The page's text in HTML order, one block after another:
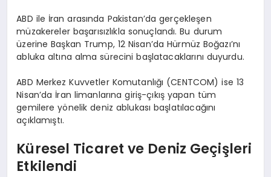
ABD ile İran arasında Pakistan’da gerçekleşen
müzakereler başarısızlıkla sonuçlandı. Bu durum
üzerine Başkan Trump, 12 Nisan’da Hürmüz Boğazı’nı
abluka altına alma sürecini başlatacaklarını duyurdu.
ABD Merkez Kuvvetler Komutanlığı (CENTCOM) ise 13
Nisan’da İran limanlarına giriş-çıkış yapan tüm
gemilere yönelik deniz ablukası başlatılacağını
açıklamıştı.
Küresel Ticaret ve Deniz Geçişleri
Etkilendi